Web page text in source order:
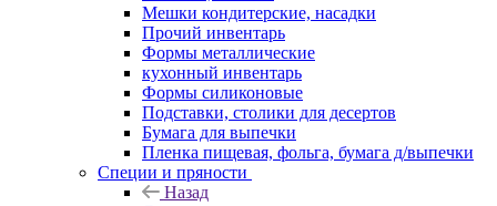
Мешки кондитерские, насадки
Прочий инвентарь
Формы металлические
кухонный инвентарь
Формы силиконовые
Подставки, столики для десертов
Бумага для выпечки
Пленка пищевая, фольга, бумага д/выпечки
Специи и пряности
Назад